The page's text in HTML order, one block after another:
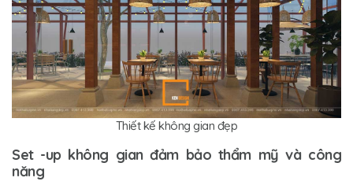
Thiết kế không gian đẹp
Set -up không gian đảm bảo thẩm mỹ và công
năng